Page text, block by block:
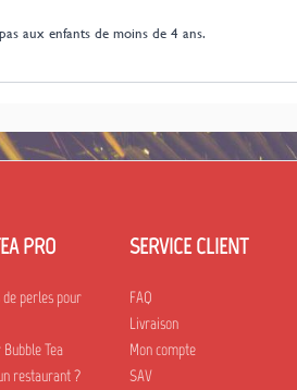
aux enfants de moins de 4 ans.
PRO
de perles pour
Tea
restaurant ?
SERVICE CLIENT
FAQ
Livraison
Mon compte
SAV